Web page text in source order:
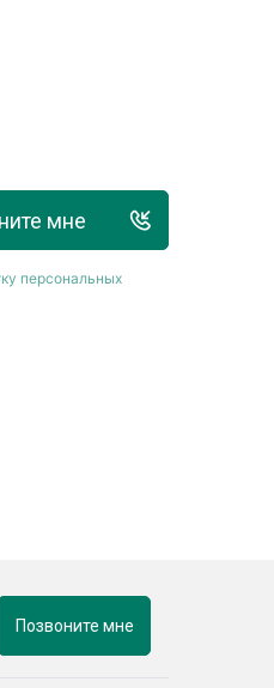
мне
персональных
Позвоните мне